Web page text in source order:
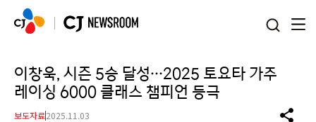
이창욱, 시즌 5승 달성…2025 토요타 가주
레이싱 6000 클래스 챔피언 등극
보도자료2025.11.03